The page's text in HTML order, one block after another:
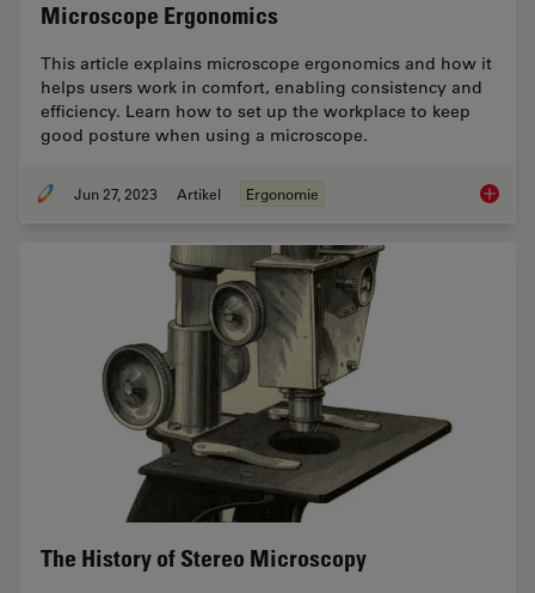
Microscope Ergonomics
This article explains microscope ergonomics and how it
helps users work in comfort, enabling consistency and
efficiency. Learn how to set up the workplace to keep
good posture when using a microscope.
Jun 27, 2023 Artikel Ergonomie
The History of Stereo Microscopy